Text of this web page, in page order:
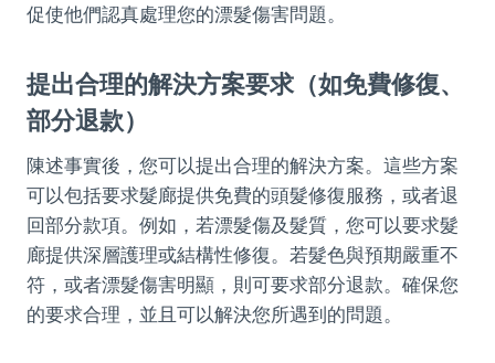
促使他們認真處理您的漂髮傷害問題。
提出合理的解決方案要求（如免費修復、
部分退款）
陳述事實後，您可以提出合理的解決方案。這些方案
可以包括要求髮廊提供免費的頭髮修復服務，或者退
回部分款項。例如，若漂髮傷及髮質，您可以要求髮
廊提供深層護理或結構性修復。若髮色與預期嚴重不
符，或者漂髮傷害明顯，則可要求部分退款。確保您
的要求合理，並且可以解決您所遇到的問題。